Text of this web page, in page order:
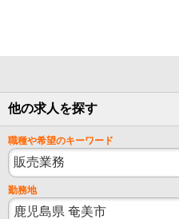
他の求人を探す
職種や希望のキーワード
勤務地